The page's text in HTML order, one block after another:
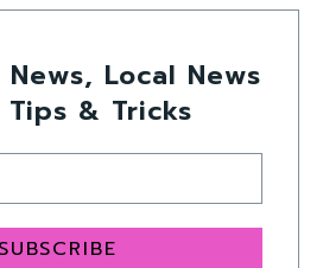
Local News
& Tricks
SUBSCRIBE